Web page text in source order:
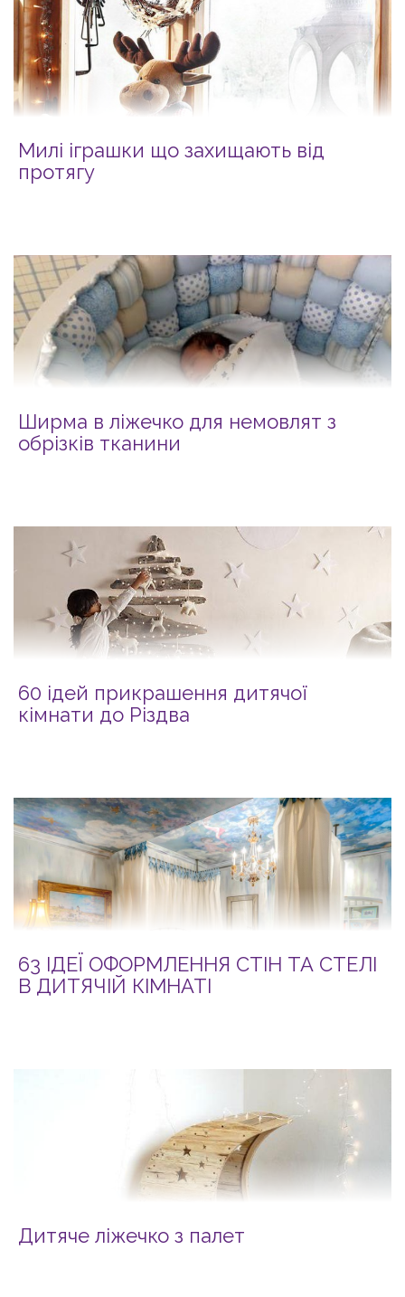
Милі іграшки що захищають від
протягу
Ширма в ліжечко для немовлят з
обрізків тканини
60 ідей прикрашення дитячої
кімнати до Різдва
63 ІДЕЇ ОФОРМЛЕННЯ СТІН ТА СТЕЛІ
В ДИТЯЧІЙ КІМНАТІ
Дитяче ліжечко з палет